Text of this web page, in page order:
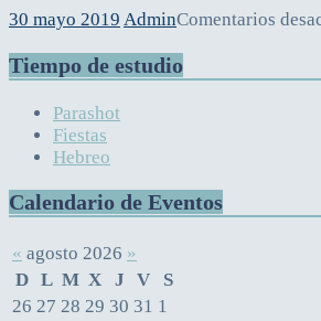
30 mayo 2019 AdminComentarios
Tiempo de estudio
Parashot
Fiestas
Hebreo
Calendario de Eventos
« agosto 2026 »
D L M X J V
S
26 27 28 29 30 31 1